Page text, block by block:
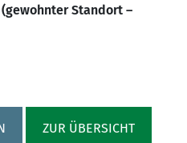
(gewohnter Standort –
ZUR ÜBERSICHT